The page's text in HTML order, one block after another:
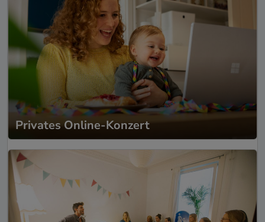
Privates Online-Konzert